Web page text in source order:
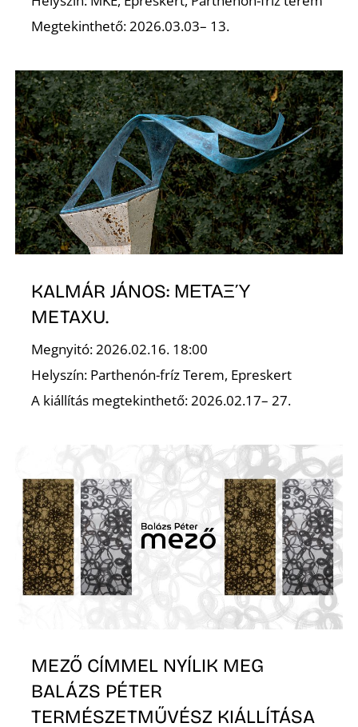
Megtekinthető: 2026.03.03– 13.
KALMÁR JÁNOS: ΜΕΤΑΞΎ
METAXU.
Megnyitó: 2026.02.16. 18:00
Helyszín: Parthenón-fríz Terem, Epreskert
A kiállítás megtekinthető: 2026.02.17– 27.
MEZŐ CÍMMEL NYÍLIK MEG
BALÁZS PÉTER
TERMÉSZETMŰVÉSZ KIÁLLÍTÁSA